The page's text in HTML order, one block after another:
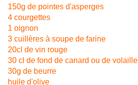
150g de pointes d'asperges
4 courgettes
1 oignon
3 cuillères à soupe de farine
20cl de vin rouge
30 cl de fond de canard ou de volaille
30g de beurre
huile d'olive